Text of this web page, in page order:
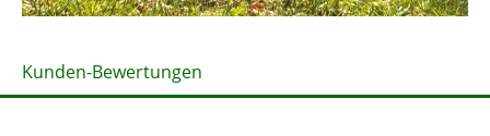
Kunden-Bewertungen